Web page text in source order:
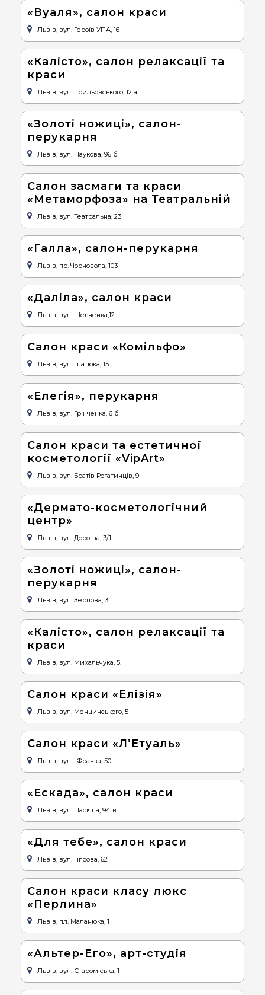
«Вуаля», салон краси
Львів, вул. Героїв УПА, 16
«Калісто», салон релаксації та
краси
Львів, вул. Трильовського, 12 а
«Золоті ножиці», салон-
перукарня
Львів, вул. Наукова, 96 б
Салон засмаги та краси
«Метаморфоза» на Театральній
Львів, вул. Театральна, 23
«Галла», салон-перукарня
Львів, пр. Чорновола, 103
«Даліла», салон краси
Львів, вул. Шевченка,12
Салон краси «Комільфо»
Львів, вул. Гнатюка, 15
«Елегія», перукарня
Львів, вул. Грінченка, 6 б
Салон краси та естетичної
косметології «VipArt»
Львів, вул. Братів Рогатинців, 9
«Дермато-косметологічний
центр»
Львів, вул. Дороша, 3/1
«Золоті ножиці», салон-
перукарня
Львів, вул. Зернова, 3
«Калісто», салон релаксації та
краси
Львів, вул. Михальчука, 5.
Салон краси «Елізія»
Львів, вул. Менцинського, 5
Салон краси «Л’Етуаль»
Львів, вул. І.Франка, 50
«Ескада», салон краси
Львів, вул. Пасічна, 94 в
«Для тебе», салон краси
Львів, вул. Гіпсова, 62
Салон краси класу люкс
«Перлина»
Львів, пл. Маланюка, 1
«Альтер-Его», арт-студія
Львів, вул. Староміська, 1